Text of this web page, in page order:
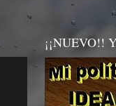
¡¡NUEVO!!